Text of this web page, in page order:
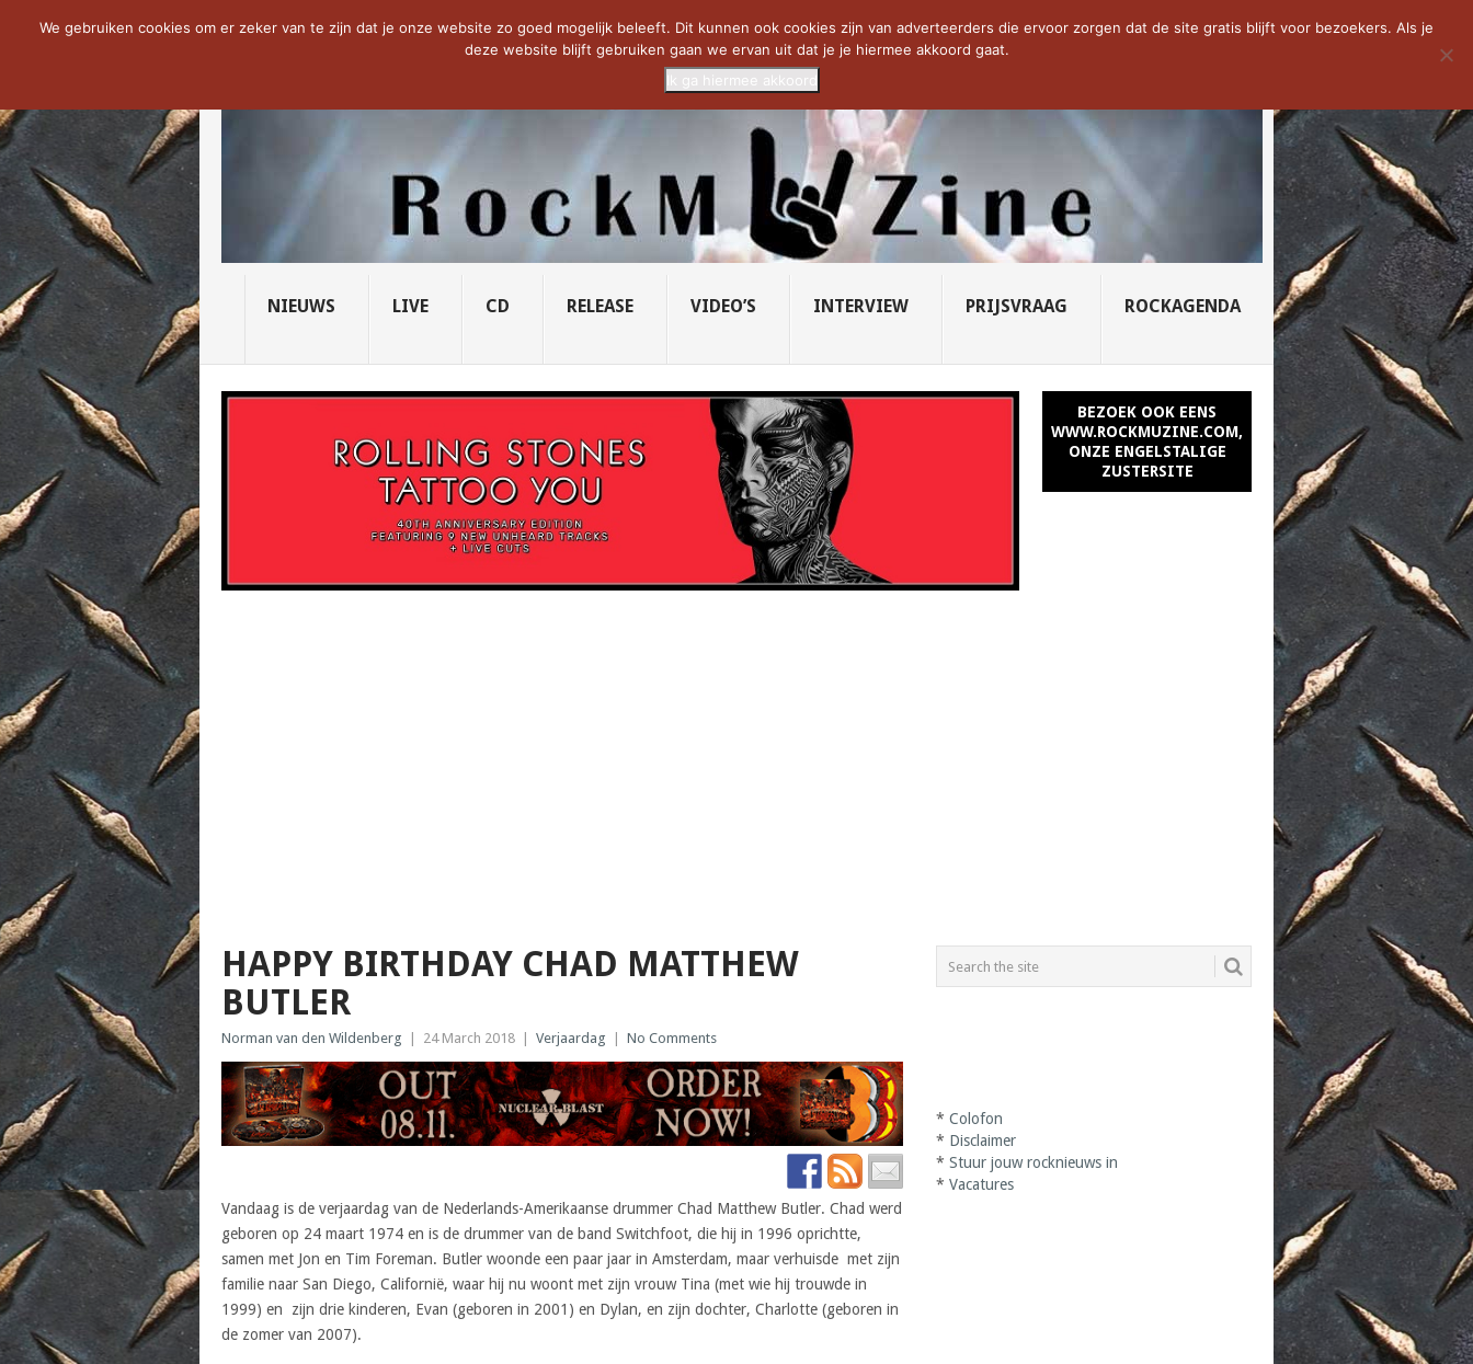
NOW TRENDING: THE VICIOUS HEAD SOCIETY... PRIDE OF LIONS – U... SAVATAGE KOMT TERUG IN 0... CD VAN DE WEEK: SLEEPING...
NIEUWS LIVE CD RELEASE VIDEO’S INTERVIEW PRIJSVRAAG ROCKAGENDA
BEZOEK OOK EENS
WWW.ROCKMUZINE.COM,
ONZE ENGELSTALIGE
ZUSTERSITE
HAPPY BIRTHDAY CHAD MATTHEW
BUTLER
Norman van den Wildenberg 24 March 2018 Verjaardag No Comments
Vandaag is de verjaardag van de Nederlands-Amerikaanse drummer Chad Matthew Butler. Chad werd
geboren op 24 maart 1974 en is de drummer van de band Switchfoot, die hij in 1996 oprichtte,
samen met Jon en Tim Foreman. Butler woonde een paar jaar in Amsterdam, maar verhuisde met zijn
familie naar San Diego, Californië, waar hij nu woont met zijn vrouw Tina (met wie hij trouwde in
1999) en zijn drie kinderen, Evan (geboren in 2001) en Dylan, en zijn dochter, Charlotte (geboren in
de zomer van 2007).
*Colofon
* Disclaimer
*Stuur jouw rocknieuws in
*Vacatures
We gebruiken cookies om er zeker van te zijn dat je onze website zo goed mogelijk beleeft. Dit kunnen ook cookies zijn van adverteerders die ervoor zorgen dat de site gratis blijft voor bezoekers. Als je
deze website blijft gebruiken gaan we ervan uit dat je je hiermee akkoord gaat.
Ik ga hiermee akkoord